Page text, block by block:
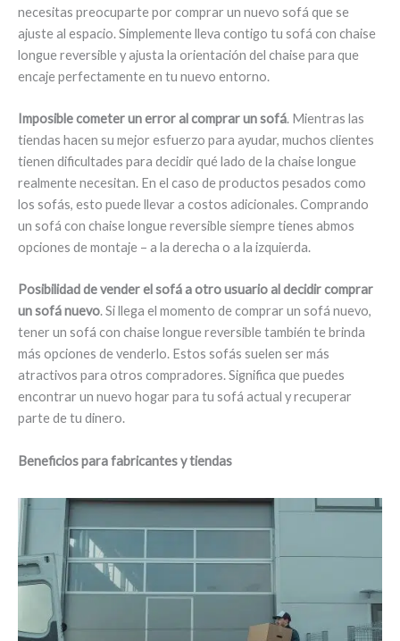
necesitas preocuparte por comprar un nuevo sofá que se
ajuste al espacio. Simplemente lleva contigo tu sofá con chaise
longue reversible y ajusta la orientación del chaise para que
encaje perfectamente en tu nuevo entorno.
Imposible cometer un error al comprar un sofá. Mientras las
tiendas hacen su mejor esfuerzo para ayudar, muchos clientes
tienen dificultades para decidir qué lado de la chaise longue
realmente necesitan. En el caso de productos pesados como
los sofás, esto puede llevar a costos adicionales. Comprando
un sofá con chaise longue reversible siempre tienes abmos
opciones de montaje – a la derecha o a la izquierda.
Posibilidad de vender el sofá a otro usuario al decidir comprar
un sofá nuevo. Si llega el momento de comprar un sofá nuevo,
tener un sofá con chaise longue reversible también te brinda
más opciones de venderlo. Estos sofás suelen ser más
atractivos para otros compradores. Significa que puedes
encontrar un nuevo hogar para tu sofá actual y recuperar
parte de tu dinero.
Beneficios para fabricantes y tiendas